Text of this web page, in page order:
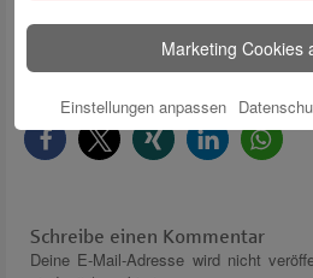
Bei Fragen zu diesem Thema stehen
Schreibe einen Kommentar
Deine E-Mail-Adresse wird nicht
Marketing Cookies
Einstellungen anpassen